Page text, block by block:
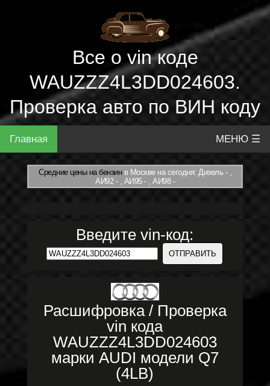
Все о vin коде
WAUZZZ4L3DD024603.
Проверка авто по ВИН коду
Главная МЕНЮ ☰
Средние цены на бензинв Москве на сегодня: Дизель - ,
АИ92 - , АИ95 - , АИ98 -
Введите vin-код:
Расшифровка / Проверка
vin кода
WAUZZZ4L3DD024603
марки AUDI модели Q7
(4LB)